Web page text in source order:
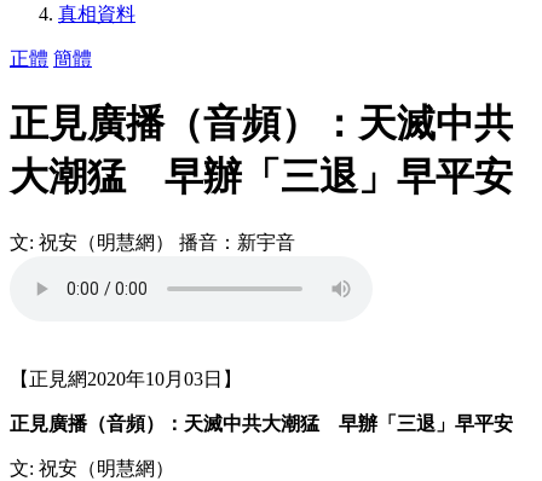
真相資料
正體 簡體
正見廣播（音頻）：天滅中共
大潮猛 早辦「三退」早平安
文: 祝安（明慧網） 播音：新宇音
【正見網2020年10月03日】
正見廣播（音頻）：天滅中共大潮猛 早辦「三退」早平安
文: 祝安（明慧網）